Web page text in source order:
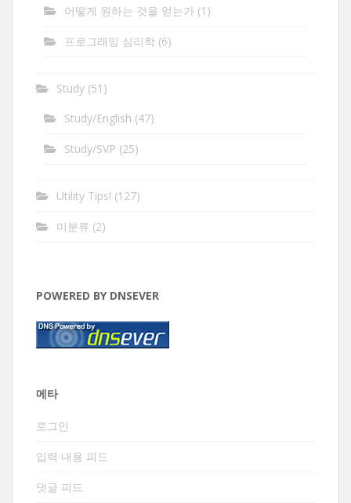
어떻게 원하는 것을 얻는가 (1)
프로그래밍 심리학 (6)
Study (51)
Study/English (47)
Study/SVP (25)
Utility Tips! (127)
미분류 (2)
POWERED BY DNSEVER
메타
로그인
입력 내용 피드
댓글 피드